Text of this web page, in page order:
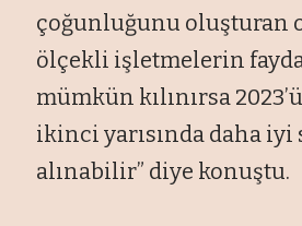
çoğunluğunu oluşturan
ölçekli işletmelerin
mümkün kılınırsa
ikinci yarısında daha
alınabilir” diye konuştu.